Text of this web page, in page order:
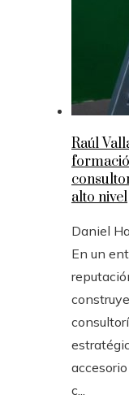
Raúl
alto nivel
Daniel
En un
c...